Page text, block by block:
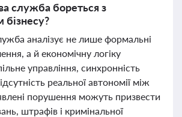
служба бореться з
аналізує не лише формальні
а й економічну логіку
управління, синхронність
реальної автономії між
порушення можуть призвести
штрафів і кримінальної